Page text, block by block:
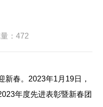
：472
新春。2023年1月19日，
年度先进表彰暨新春团